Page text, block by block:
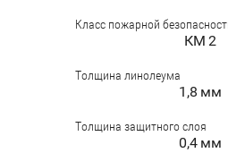
Класс пожарной
КМ 2
Толщина линолеума
1,8 мм
Толщина защитного слоя
0,4 мм